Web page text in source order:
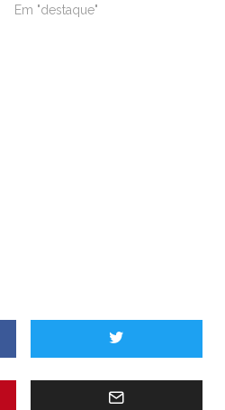
Em "destaque"